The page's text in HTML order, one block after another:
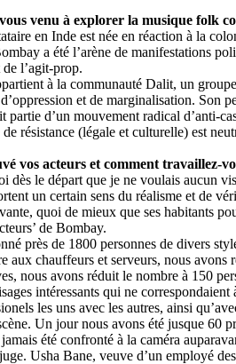
venu à explorer la musique folk
en Inde est née en réaction à la
a été l’arène de manifestations
l’agit-prop.
à la communauté Dalit, un
et de marginalisation. Son
partie d’un mouvement radical d’anti-
résistance (légale et culturelle) est
vos acteurs et comment travaillez-
dès le départ que je ne voulais aucun
un certain sens du réalisme et de
quoi de mieux que ses habitants
de Bombay.
près de 1800 personnes de divers
aux chauffeurs et serveurs, nous
nous avons réduit le nombre à 150
intéressants qui ne
les uns avec les autres, ainsi
Un jour nous avons été jusque 60
été confronté à la caméra
Usha Bane, veuve d’un employé